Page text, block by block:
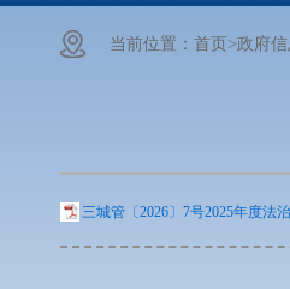
当前位置： 首页>政府
三城管〔2026〕7号2025年度法